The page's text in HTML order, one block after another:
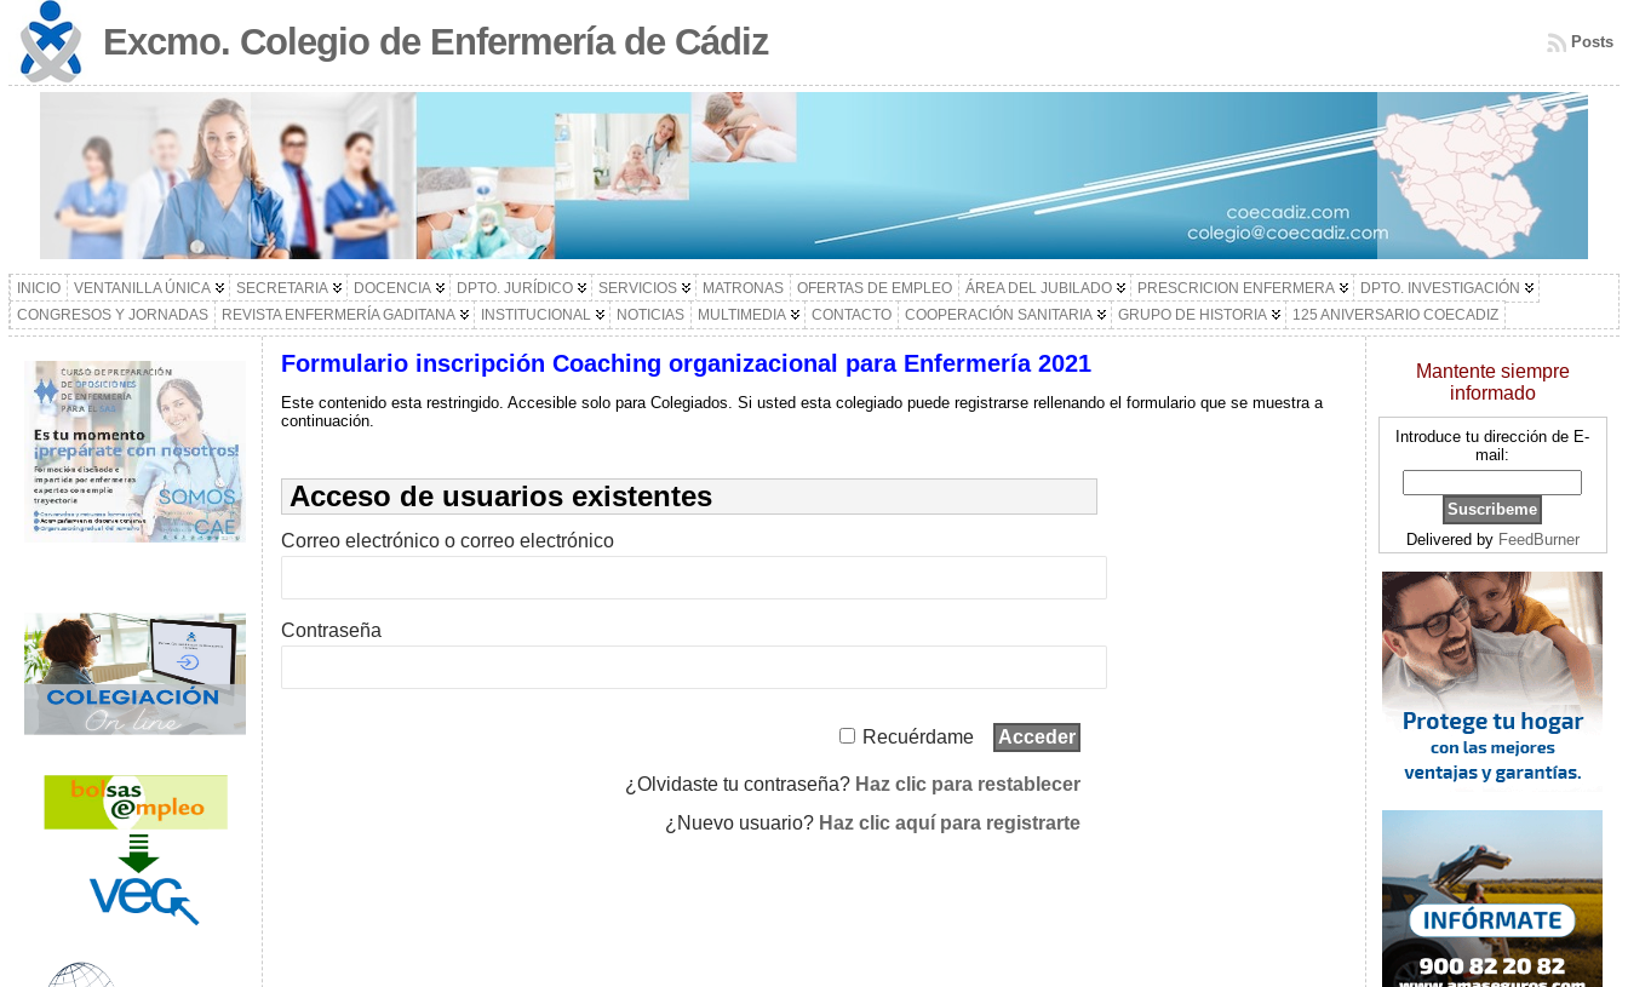
Excmo. Colegio de Enfermería de Cádiz Posts
INICIO VENTANILLA ÚNICA SECRETARIA DOCENCIA DPTO. JURÍDICO SERVICIOS MATRONAS OFERTAS DE EMPLEO ÁREA DEL JUBILADO PRESCRICION ENFERMERA
DPTO. INVESTIGACIÓN
CONGRESOS Y JORNADAS
REVISTA ENFERMERÍA GADITANA INSTITUCIONAL NOTICIAS MULTIMEDIA CONTACTO COOPERACIÓN SANITARIA GRUPO DE HISTORIA 125 ANIVERSARIO COECADIZ
Formulario inscripción Coaching organizacional para Enfermería 2021
Este contenido esta restringido. Accesible solo para Colegiados. Si usted esta colegiado puede registrarse rellenando el formulario que se muestra a
continuación.
Acceso de usuarios existentes
Correo electrónico o correo electrónico
Contraseña
Recuérdame
¿Olvidaste tu contraseña? Haz clic para restablecer
¿Nuevo usuario? Haz clic aquí para registrarte
Mantente siempre
informado
Introduce tu dirección de E-
mail:
Delivered by FeedBurner